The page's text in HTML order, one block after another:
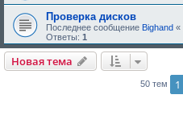
Проверка дисков
Последнее сообщение Bighand «
Ответы: 1
Новая тема
50 тем 1